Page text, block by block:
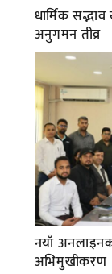
धार्मिक
अनुगमन तीव्र
नयाँ
अभिमुखीकरण